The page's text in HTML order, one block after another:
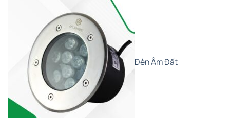
Đèn Âm Đất